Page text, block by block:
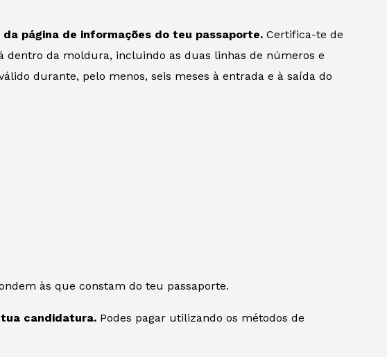
página de informações do teu passaporte. Certifica-te de
dentro da moldura, incluindo as duas linhas de números e
durante, pelo menos, seis meses à entrada e à saída do
às que constam do teu passaporte.
candidatura. Podes pagar utilizando os métodos de